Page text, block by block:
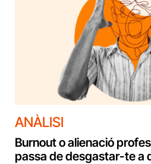
ANÀLISI
Burnout o alienació
passa de desgastar-te a